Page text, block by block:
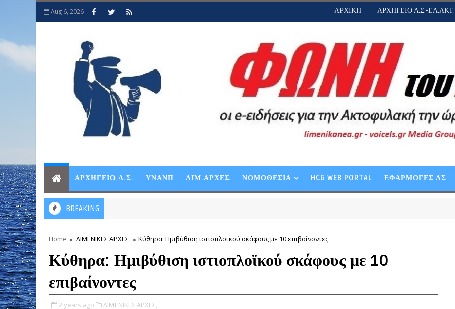
Aug 6, 2026 ΑΡΧΙΚΗ ΑΡΧΗΓΕΙΟ Λ.Σ.-ΕΛ.ΑΚΤ.
ΑΡΧΗΓΕΙΟ Λ.Σ. ΥΝΑΝΠ ΛΙΜ.ΑΡΧΕΣ ΝΟΜΟΘΕΣΙΑ HCG WEB PORTAL ΕΦΑΡΜΟΓΕΣ ΛΣ
BREAKING
Home ΛΙΜΕΝΙΚΕΣ ΑΡΧΕΣ Κύθηρα: Ημιβύθιση ιστιοπλοϊκού σκάφους με 10 επιβαίνοντες
Κύθηρα: Ημιβύθιση ιστιοπλοϊκού σκάφους με 10
επιβαίνοντες
2 years ago ΛΙΜΕΝΙΚΕΣ ΑΡΧΕΣ,